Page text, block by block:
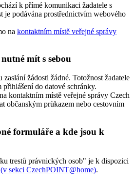
k přímé komunikaci žadatele s
je podávána prostřednictvím webového
na kontaktním místě veřejné správy
mít s sebou
žádosti žádné. Totožnost žadatele
do datové schránky.
kontaktním místě veřejné správy Czech
občanským průkazem nebo cestovním
formuláře a kde jsou k
trestů právnických osob" je k dispozici
sekci CzechPOINT@home).